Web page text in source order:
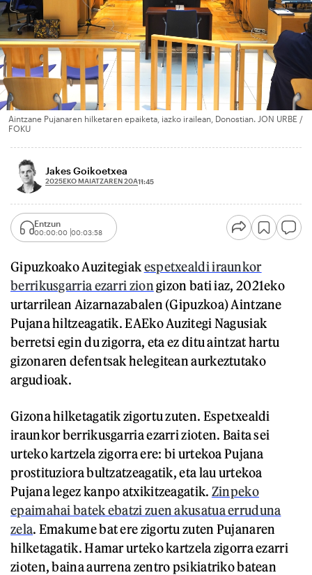
Aintzane Pujanaren hilketaren epaiketa, iazko irailean, Donostian. JON URBE /
FOKU
Jakes Goikoetxea
2025EKO MAIATZAREN 20A11:45
Entzun
00:00:00 00:03:58
Gipuzkoako Auzitegiakespetxealdi iraunkor
berrikusgarria ezarri ziongizon bati iaz, 2021eko
urtarrilean Aizarnazabalen (Gipuzkoa) Aintzane
Pujana hiltzeagatik. EAEko Auzitegi Nagusiak
berretsi egin du zigorra, eta ez ditu aintzat hartu
gizonaren defentsak helegitean aurkeztutako
argudioak.
Gizona hilketagatik zigortu zuten. Espetxealdi
iraunkor berrikusgarria ezarri zioten. Baita sei
urteko kartzela zigorra ere: bi urtekoa Pujana
prostituziora bultzatzeagatik, eta lau urtekoa
Pujana legez kanpo atxikitzeagatik. Zinpeko
epaimahai batek ebatzi zuen akusatua erruduna
zela. Emakume bat ere zigortu zuten Pujanaren
hilketagatik. Hamar urteko kartzela zigorra ezarri
zioten, baina aurrena zentro psikiatriko batean